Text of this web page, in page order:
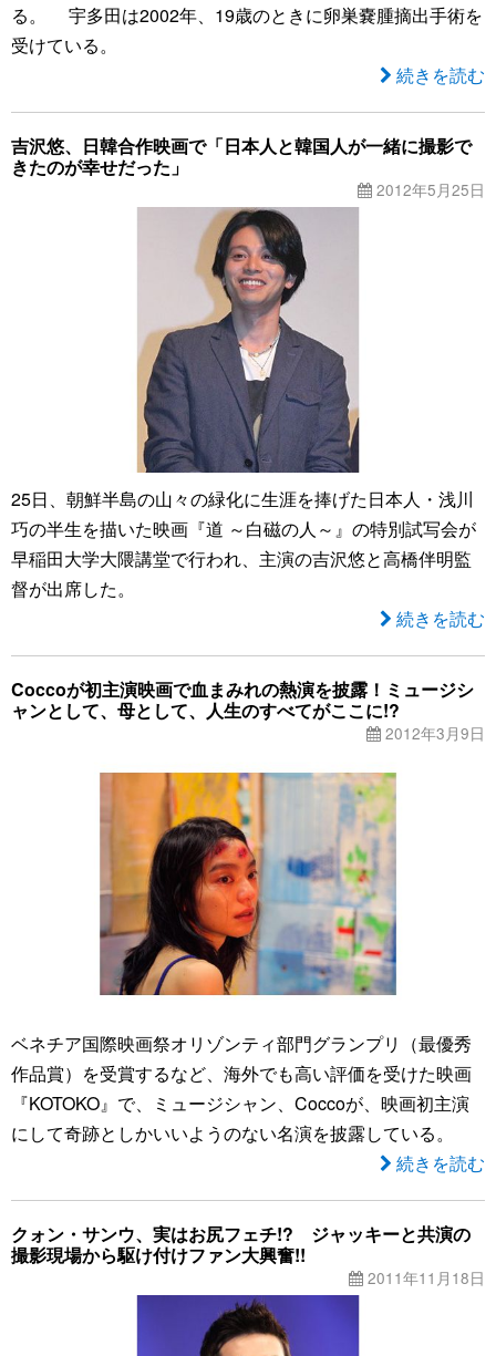
る。 宇多田は2002年、19歳のときに卵巣嚢腫摘出手術を
受けている。
続きを読む
吉沢悠、日韓合作映画で「日本人と韓国人が一緒に撮影で
きたのが幸せだった」
2012年5月25日
25日、朝鮮半島の山々の緑化に生涯を捧げた日本人・浅川
巧の半生を描いた映画『道 ～白磁の人～』の特別試写会が
早稲田大学大隈講堂で行われ、主演の吉沢悠と高橋伴明監
督が出席した。
続きを読む
Coccoが初主演映画で血まみれの熱演を披露！ミュージシ
ャンとして、母として、人生のすべてがここに!?
2012年3月9日
ベネチア国際映画祭オリゾンティ部門グランプリ（最優秀
作品賞）を受賞するなど、海外でも高い評価を受けた映画
『KOTOKO』で、ミュージシャン、Coccoが、映画初主演
にして奇跡としかいいようのない名演を披露している。
続きを読む
クォン・サンウ、実はお尻フェチ!? ジャッキーと共演の
撮影現場から駆け付けファン大興奮!!
2011年11月18日